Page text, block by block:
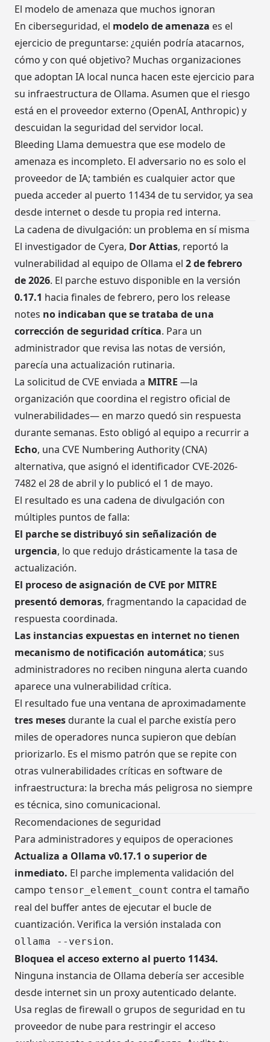
El modelo de amenaza que muchos ignoran
En ciberseguridad, el modelo de amenaza es el
ejercicio de preguntarse: ¿quién podría atacarnos,
cómo y con qué objetivo? Muchas organizaciones
que adoptan IA local nunca hacen este ejercicio para
su infraestructura de Ollama. Asumen que el riesgo
está en el proveedor externo (OpenAI, Anthropic) y
descuidan la seguridad del servidor local.
Bleeding Llama demuestra que ese modelo de
amenaza es incompleto. El adversario no es solo el
proveedor de IA; también es cualquier actor que
pueda acceder al puerto 11434 de tu servidor, ya sea
desde internet o desde tu propia red interna.
La cadena de divulgación: un problema en sí misma
El investigador de Cyera, Dor Attias, reportó la
vulnerabilidad al equipo de Ollama el 2 de febrero
de 2026. El parche estuvo disponible en la versión
0.17.1 hacia finales de febrero, pero los release
notes no indicaban que se trataba de una
corrección de seguridad crítica. Para un
administrador que revisa las notas de versión,
parecía una actualización rutinaria.
La solicitud de CVE enviada a MITRE —la
organización que coordina el registro oficial de
vulnerabilidades— en marzo quedó sin respuesta
durante semanas. Esto obligó al equipo a recurrir a
Echo, una CVE Numbering Authority (CNA)
alternativa, que asignó el identificador CVE-2026-
7482 el 28 de abril y lo publicó el 1 de mayo.
El resultado es una cadena de divulgación con
múltiples puntos de falla:
El parche se distribuyó sin señalización de
urgencia, lo que redujo drásticamente la tasa de
actualización.
El proceso de asignación de CVE por MITRE
presentó demoras, fragmentando la capacidad de
respuesta coordinada.
Las instancias expuestas en internet no tienen
mecanismo de notificación automática; sus
administradores no reciben ninguna alerta cuando
aparece una vulnerabilidad crítica.
El resultado fue una ventana de aproximadamente
tres meses durante la cual el parche existía pero
miles de operadores nunca supieron que debían
priorizarlo. Es el mismo patrón que se repite con
otras vulnerabilidades críticas en software de
infraestructura: la brecha más peligrosa no siempre
es técnica, sino comunicacional.
Recomendaciones de seguridad
Para administradores y equipos de operaciones
Actualiza a Ollama v0.17.1 o superior de
inmediato. El parche implementa validación del
campo tensor_element_count contra el tamaño
real del buffer antes de ejecutar el bucle de
cuantización. Verifica la versión instalada con
ollama --version.
Bloquea el acceso externo al puerto 11434.
Ninguna instancia de Ollama debería ser accesible
desde internet sin un proxy autenticado delante.
Usa reglas de firewall o grupos de seguridad en tu
proveedor de nube para restringir el acceso